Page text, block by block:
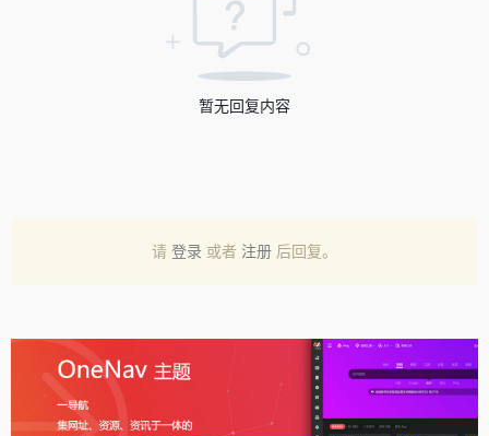
暂无回复内容
请 登录 或者 注册 后回复。